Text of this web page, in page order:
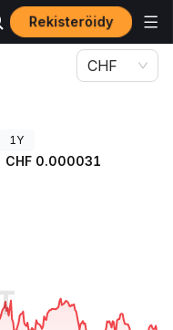
Rekisteröidy
CHF
1Y
CHF 0.000031